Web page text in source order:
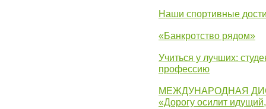
Наши спортивные
«Банкротство рядом»
Учиться у лучших:
профессию
МЕЖДУНАРОДНАЯ
«Дорогу осилит